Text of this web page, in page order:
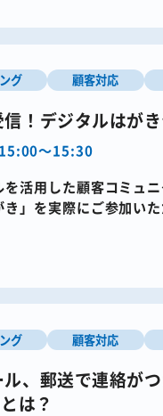
グ 顧客対応
！デジタルはが
～15:30
活用した顧客コミュ
」を実際にご参加い
グ 顧客対応
ル、郵送で連絡が
は？